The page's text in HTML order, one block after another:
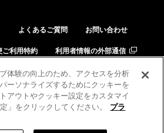
よくあるご質問 お問い合わせ
ご利用特約 利用者情報の外部通信
特定商取引法に基づく表示
み 肌と化粧品の相性チェック
体験の向上のため、アクセスを分析
ーソナライズするためにクッキーを
アウトやクッキー設定をカスタマイ
」をクリックしてください。
プラ